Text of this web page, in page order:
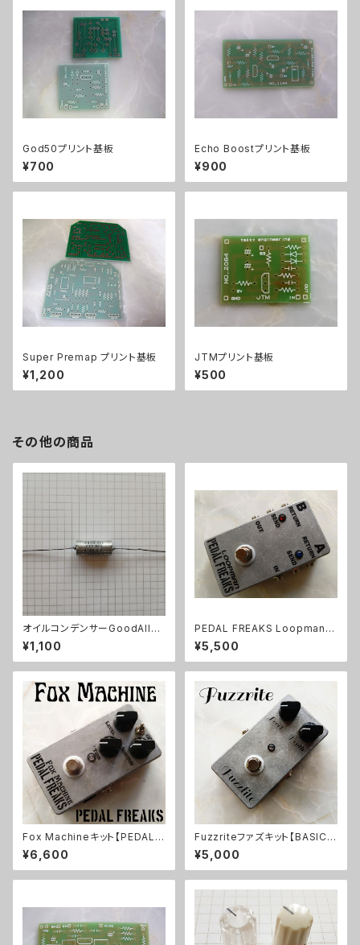
God50プリント基板
¥700
Echo Boostプリント基板
¥900
Super Premap プリント基板
¥1,200
JTMプリント基板
¥500
その他の商品
オイルコンデンサーGoodAll
0.033uF【在庫限り】
¥1,100
PEDAL FREAKS Loopman 2
Loopキット
¥5,500
Fox Machineキット【PEDAL F
REAKS】
¥6,600
Fuzzriteファズキット【BASIC K
IT】
¥5,000